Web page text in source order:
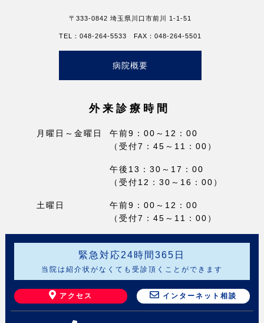
〒333-0842 埼玉県川口市前川 1-1-51
TEL：048-264-5533 FAX：048-264-5501
病院概要
外来診療時間
月曜日～金曜日
午前9：00～12：00
（受付7：45～11：00）
午後13：30～17：00
（受付12：30～16：00）
土曜日
午前9：00～12：00
（受付7：45～11：00）
緊急対応24時間365 日
当院は紹介状がなくても受診頂くことができます
アクセス インターネット相談